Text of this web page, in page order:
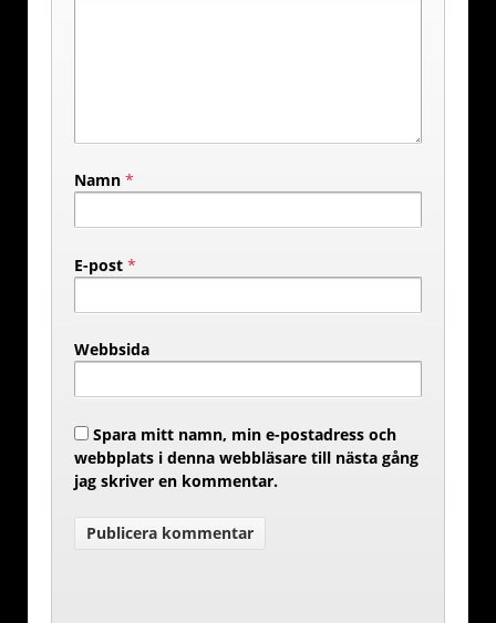
Namn *
E-post *
Webbsida
Spara mitt namn, min e-postadress och
webbplats i denna webbläsare till nästa gång
jag skriver en kommentar.